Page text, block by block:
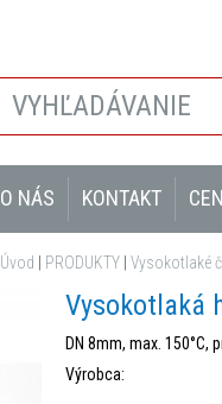
O NÁS KONTAKT
Úvod PRODUKTY Vysokotlaké
Vysokotlaká
DN 8mm, max. 150°C,
Výrobca: